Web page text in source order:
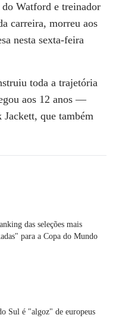
Watford e treinador
carreira, morreu aos
nesta sexta-feira
toda a trajetória
aos 12 anos —
Jackett, que também
das seleções mais
para a Copa do Mundo
Sul é "algoz" de europeus